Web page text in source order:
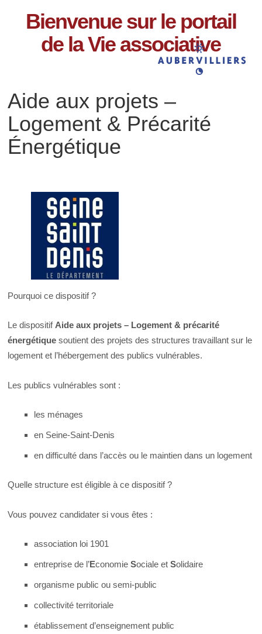
Bienvenue sur le portail
de la Vie associative
Aide aux projets –
Logement & Précarité
Énergétique
Pourquoi ce dispositif ?
Le dispositif Aide aux projets – Logement & précarité
énergétiquesoutient des projets des structures travaillant sur le
logement et l’hébergement des publics vulnérables.
Les publics vulnérables sont :
les ménages
en Seine-Saint-Denis
en difficulté dans l’accès ou le maintien dans un logement
Quelle structure est éligible à ce dispositif ?
Vous pouvez candidater si vous êtes :
association loi 1901
entreprise de l’EconomieSociale etSolidaire
organisme public ou semi-public
collectivité territoriale
établissement d’enseignement public